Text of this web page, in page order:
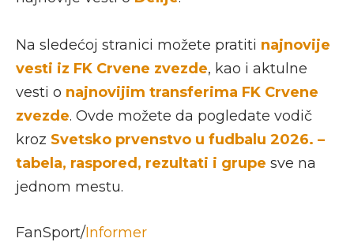
Na sledećoj stranici možete pratiti najnovije
vesti iz FK Crvene zvezde, kao i aktulne
vesti o najnovijim transferima FK Crvene
zvezde. Ovde možete da pogledate vodič
kroz Svetsko prvenstvo u fudbalu 2026. –
tabela, raspored, rezultati i grupe sve na
jednom mestu.
FanSport/Informer